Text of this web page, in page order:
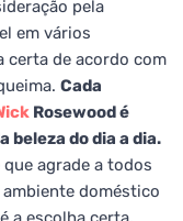
pela
em vários
certa de acordo com
Cada
Rosewood é
beleza do dia a dia.
agrade a todos
doméstico